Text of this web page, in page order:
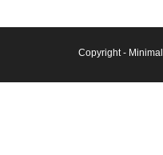
Copyright - Minimal